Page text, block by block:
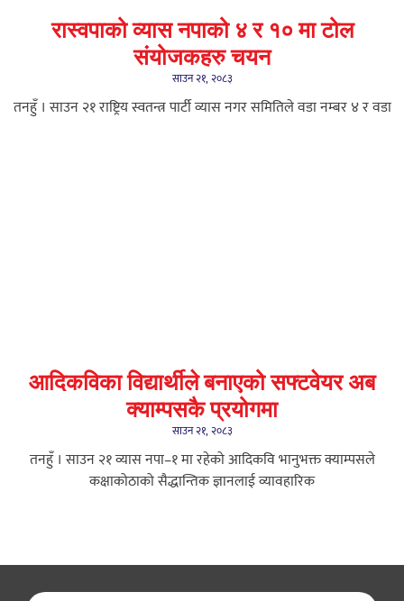
रास्वपाको व्यास नपाको ४ र १० मा टोल
संयोजकहरु चयन
साउन २१, २०८३
तनहुँ । साउन २१ राष्ट्रिय स्वतन्त्र पार्टी व्यास नगर समितिले वडा नम्बर ४ र वडा
आदिकविका विद्यार्थीले बनाएको सफ्टवेयर अब
क्याम्पसकै प्रयोगमा
साउन २१, २०८३
तनहुँ । साउन २१ ​व्यास नपा–१ मा रहेको आदिकवि भानुभक्त क्याम्पसले
कक्षाकोठाको सैद्धान्तिक ज्ञानलाई व्यावहारिक